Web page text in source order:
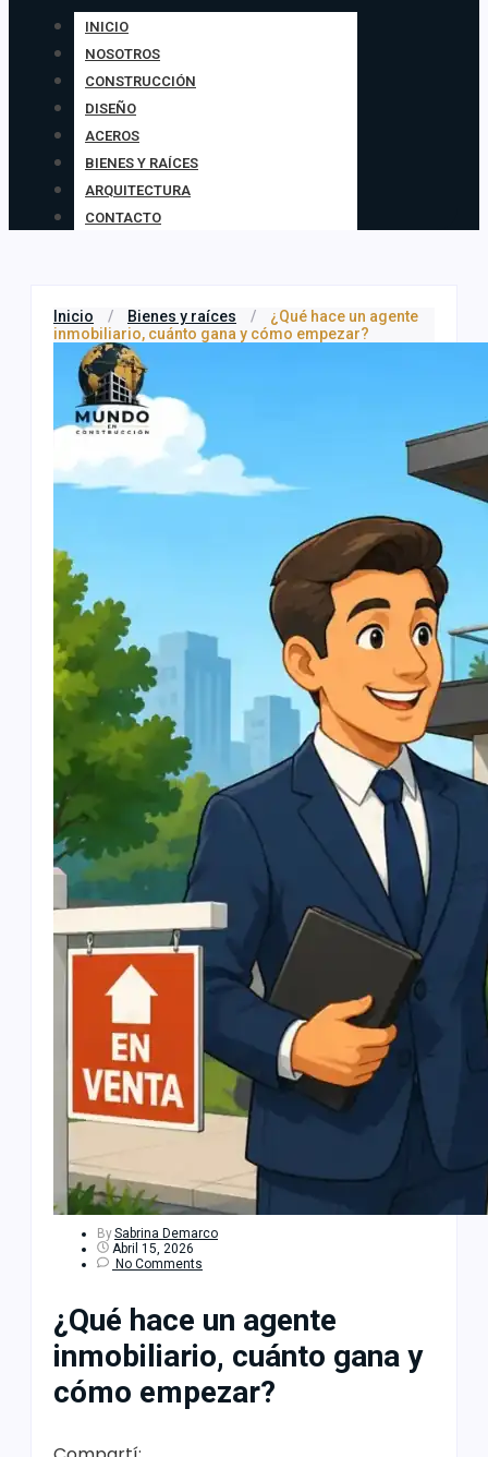
INICIO
NOSOTROS
CONSTRUCCIÓN
DISEÑO
ACEROS
BIENES Y RAÍCES
ARQUITECTURA
CONTACTO
Inicio / Bienes y raíces /
¿Qué hace un agente
inmobiliario, cuánto gana y cómo empezar?
BySabrina Demarco
Abril 15, 2026
No Comments
¿Qué hace un agente
inmobiliario, cuánto gana y
cómo empezar?